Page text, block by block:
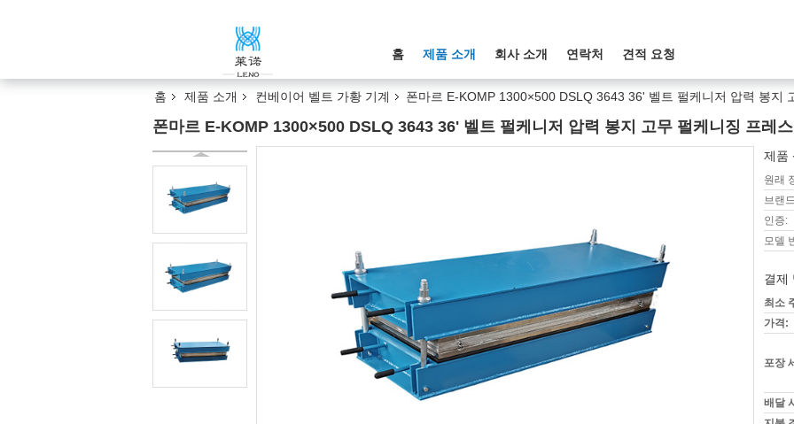
홈 제품 소개 회사 소개 연락처 견적 요청
홈 제품 소개 컨베이어 벨트 가황 기계 폰마르 E-KOMP 1300×500 DSLQ 3643 36' 벨트 펄케니저 압력 봉지
폰마르 E-KOMP 1300×500 DSLQ 3643 36' 벨트 펄케니저 압력 봉지 고무 펄케니징 프레스
제품
원래
브랜
인증:
모델
결제
최소
가격:
포장
배달